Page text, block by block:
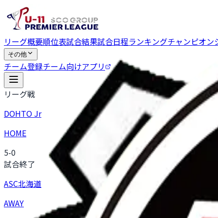
リーグ概要順位表試合結果試合日程ランキングチャンピオン
その他
チーム登録チーム向けアプリ
リーグ戦
DOHTO Jr
HOME
5-0
試合終了
ASC北海道
AWAY